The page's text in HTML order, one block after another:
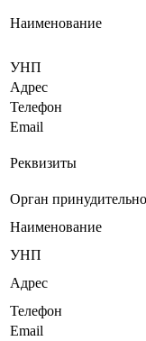
Наименование
УНП
Адрес
Телефон
Email
Реквизиты
Орган
Наименование
УНП
Адрес
Телефон
Email